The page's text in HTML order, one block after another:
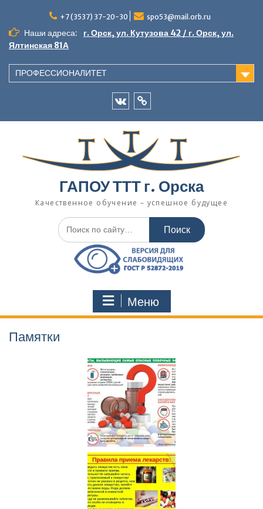
+7 (3537) 37-20-30 spo53@mail.orb.ru
Наши адреса:
г. Орск, ул. Кутузова 42 / г. Орск, ул.
Ялтинская 81А
ПРОФЕССИОНАЛИТЕТ
ГАПОУ ТТТ г. Орска
Качественное обучение – успешное будущее
Меню
Памятки